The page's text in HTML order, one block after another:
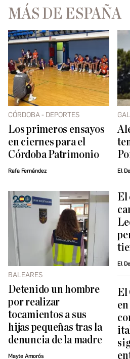
MÁS DE ESPAÑA
CÓRDOBA - DEPORTES
Los primeros ensayos
en ciernes para el
Córdoba Patrimonio
Rafa Fernández El
BALEARES
Detenido un hombre
por realizar
tocamientos a sus
hijas pequeñas tras la
denuncia de la madre
Mayte Amorós
El
El
El